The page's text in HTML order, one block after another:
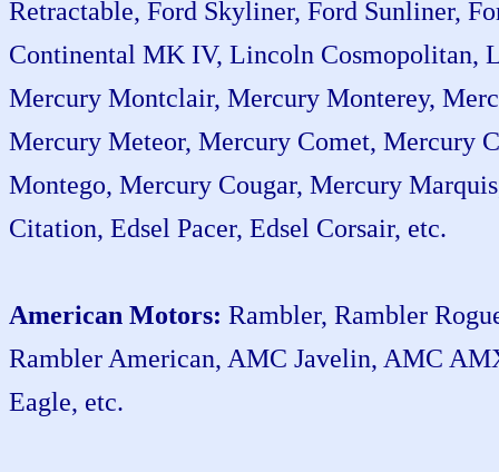
Retractable, Ford Skyliner, Ford Sunliner,
Continental MK IV, Lincoln Cosmopolitan,
Mercury Montclair, Mercury Monterey,
Mercury Meteor, Mercury Comet, Mercury
Montego, Mercury Cougar, Mercury
Citation, Edsel Pacer, Edsel Corsair, etc.
American Motors: Rambler, Rambler
Rambler American, AMC Javelin, AMC
Eagle, etc.